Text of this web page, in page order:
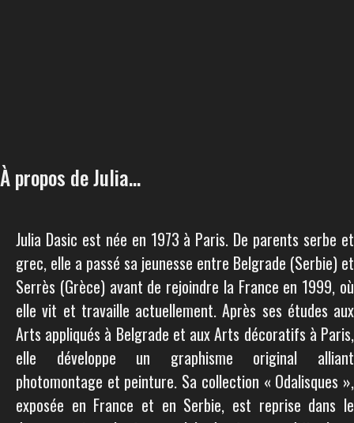
À propos de Julia...
Julia Dasic est née en 1973 à Paris. De parents serbe et
grec, elle a passé sa jeunesse entre Belgrade (Serbie) et
Serrès (Grèce) avant de rejoindre la France en 1999, où
elle vit et travaille actuellement. Après ses études aux
Arts appliqués à Belgrade et aux Arts décoratifs à Paris,
elle développe un graphisme original alliant
photomontage et peinture. Sa collection « Odalisques »,
exposée en France et en Serbie, est reprise dans le